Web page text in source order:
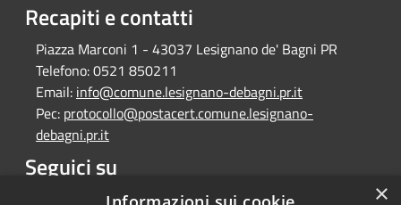
Recapiti e contatti
Piazza Marconi 1 - 43037 Lesignano de' Bagni PR
Telefono:0521 850211
Email: info@comune.lesignano-debagni.pr.it
Pec: protocollo@postacert.comune.lesignano-
debagni.pr.it
Seguici su
Facebook ×